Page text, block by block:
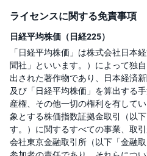
ライセンスに関する免責事項
日経平均株価（日経225）
「日経平均株価」は株式会社日本
聞社」といいます。）によって独
出された著作物であり、日本経済
及び「日経平均株価」を算出する
産権、その他一切の権利を有して
象とする株価指数証拠金取引（以
す。）に関するすべての事業、取
会社東京金融取引所（以下「金融